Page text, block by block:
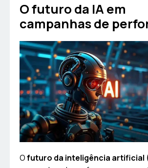
O futuro da IA em
campanhas de
Ofuturo da inteligência artificial